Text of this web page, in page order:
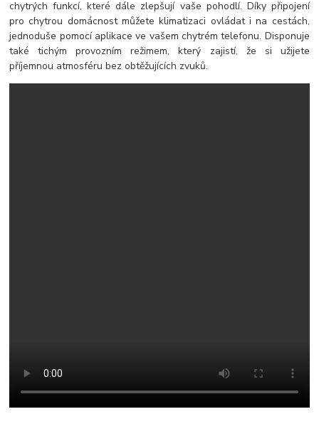
chytrých funkcí, které dále zlepšují vaše pohodlí. Díky připojení
pro chytrou domácnost můžete klimatizaci ovládat i na cestách,
jednoduše pomocí aplikace ve vašem chytrém telefonu. Disponuje
také tichým provozním režimem, který zajistí, že si užijete
příjemnou atmosféru bez obtěžujících zvuků.